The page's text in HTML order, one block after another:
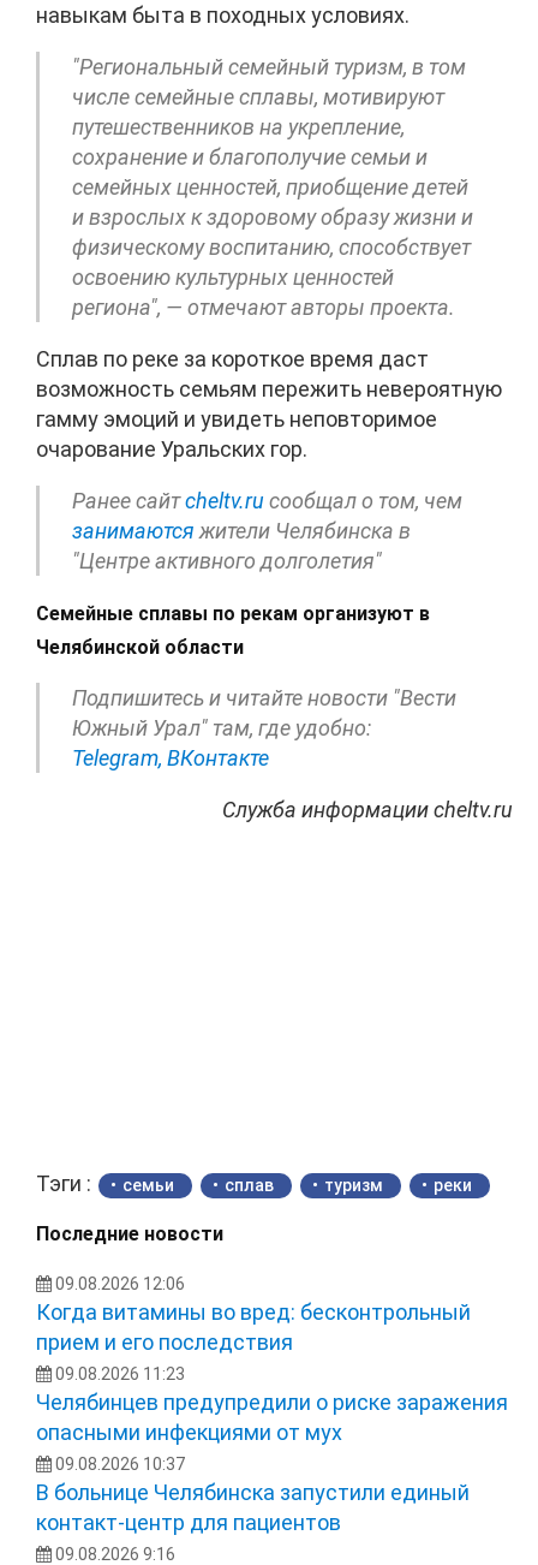
навыкам быта в походных условиях.
"Региональный семейный туризм, в том
числе семейные сплавы, мотивируют
путешественников на укрепление,
сохранение и благополучие семьи и
семейных ценностей, приобщение детей
и взрослых к здоровому образу жизни и
физическому воспитанию, способствует
освоению культурных ценностей
региона", — отмечают авторы проекта.
Сплав по реке за короткое время даст
возможность семьям пережить невероятную
гамму эмоций и увидеть неповторимое
очарование Уральских гор.
Ранее сайтcheltv.ru сообщал о том, чем
занимаются жители Челябинска в
"Центре активного долголетия"
Семейные сплавы по рекам организуют в
Челябинской области
Подпишитесь и читайте новости "Вести
Южный Урал" там, где удобно:
Telegram, ВКонтакте
Служба информации cheltv.ru
Тэги : семьи сплав туризм реки
Последние новости
09.08.2026 12:06
Когда витамины во вред: бесконтрольный
прием и его последствия
09.08.2026 11:23
Челябинцев предупредили о риске заражения
опасными инфекциями от мух
09.08.2026 10:37
В больнице Челябинска запустили единый
контакт-центр для пациентов
09.08.2026 9:16